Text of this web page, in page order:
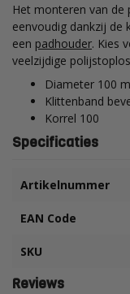
Het monteren van de
eenvoudig dankzij de
een padhouder. Kies
veelzijdige
Diameter 100
Klittenband
Korrel 100
Specificaties
Artikelnummer
EAN Code
SKU
Reviews